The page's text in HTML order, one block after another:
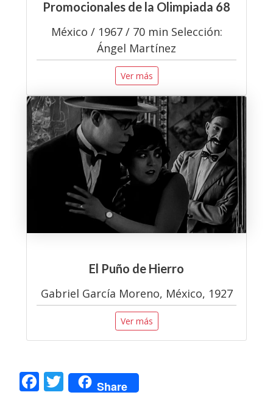
Promocionales de la Olimpiada 68
México / 1967 / 70 min Selección:
Ángel Martínez
Ver más
El Puño de Hierro
Gabriel García Moreno, México, 1927
Ver más
F T Share